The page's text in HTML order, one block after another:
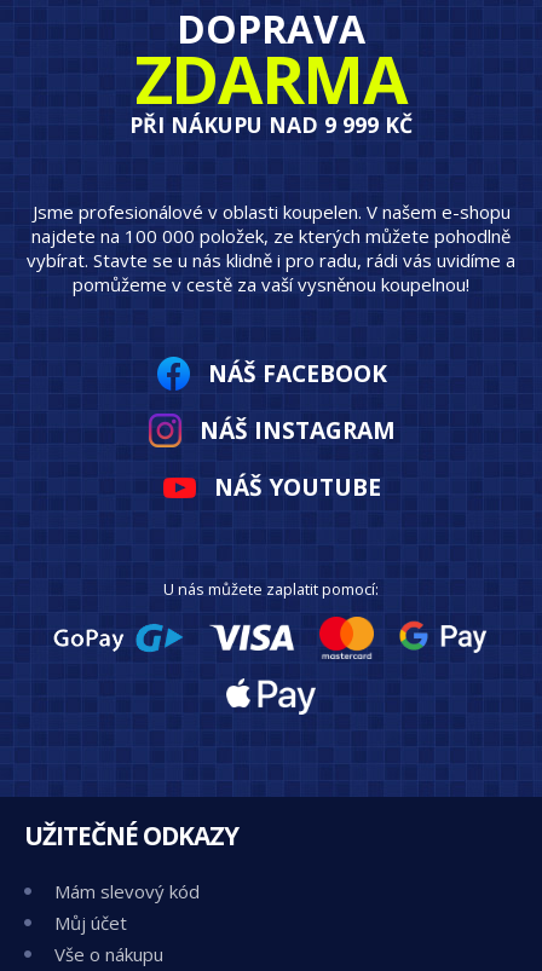
DOPRAVA
ZDARMA
PŘI NÁKUPU NAD 9 999 KČ
Jsme profesionálové v oblasti koupelen. V našem e-shopu
najdete na 100 000 položek, ze kterých můžete pohodlně
vybírat. Stavte se u nás klidně i pro radu, rádi vás uvidíme a
pomůžeme v cestě za vaší vysněnou koupelnou!
NÁŠ FACEBOOK
NÁŠ INSTAGRAM
NÁŠ YOUTUBE
U nás můžete zaplatit pomocí:
UŽITEČNÉ ODKAZY
Mám slevový kód
Můj účet
Vše o nákupu